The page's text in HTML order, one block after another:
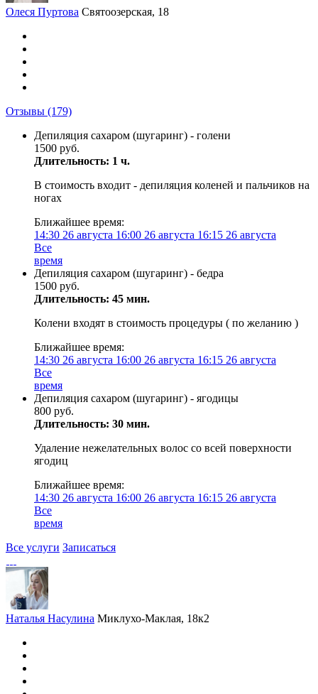
Олеся Пуртова Святоозерская, 18
Отзывы (179)
Депиляция сахаром (шугаринг) - голени
1500 руб.
Длительность: 1 ч.
В стоимость входит - депиляция коленей и пальчиков на
ногах
Ближайшее время:
14:30 26 августа 16:00 26 августа 16:15 26 августа
Все
время
Депиляция сахаром (шугаринг) - бедра
1500 руб.
Длительность: 45 мин.
Колени входят в стоимость процедуры ( по желанию )
Ближайшее время:
14:30 26 августа 16:00 26 августа 16:15 26 августа
Все
время
Депиляция сахаром (шугаринг) - ягодицы
800 руб.
Длительность: 30 мин.
Удаление нежелательных волос со всей поверхности
ягодиц
Ближайшее время:
14:30 26 августа 16:00 26 августа 16:15 26 августа
Все
время
Все услуги Записаться
Наталья Насулина Миклухо-Маклая, 18к2